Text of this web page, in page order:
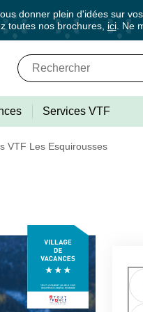
donner plein d'idées sur
toutes nos brochures, ici. Ne
Services VTF
VTF Les Esquirousses
des offres
les nouveautés, bons